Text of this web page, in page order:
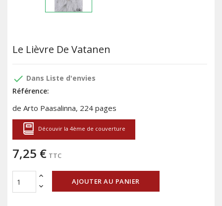
Le Lièvre De Vatanen
done Dans Liste d'envies
Référence:
de Arto Paasalinna, 224 pages
Découvir la 4ème de couverture
7,25 € TTC
AJOUTER AU PANIER